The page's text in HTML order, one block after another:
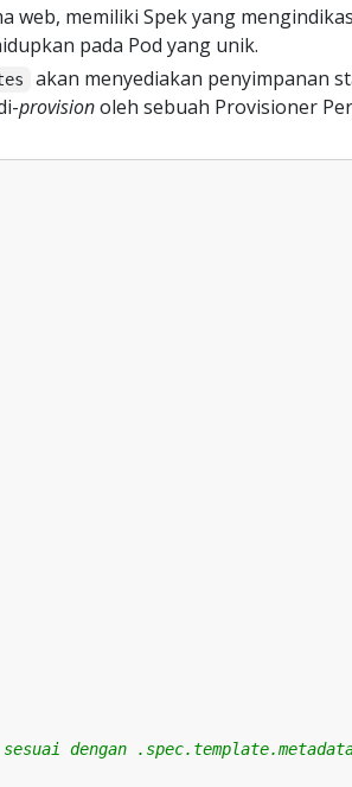
web, memiliki Spek yang
pada Pod yang unik.
akan menyediakan penyimpanan
provisionoleh sebuah Provisioner
dengan